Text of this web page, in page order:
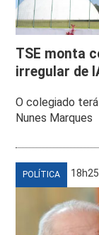
TSE monta
irregular de
O colegiado
Nunes Marques
POLÍTICA